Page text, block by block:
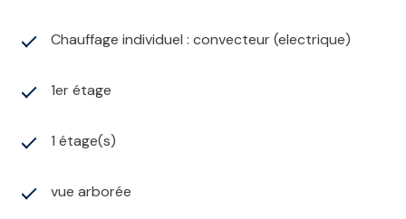
Chauffage individuel : convecteur (electrique)
1er étage
1 étage(s)
vue arborée